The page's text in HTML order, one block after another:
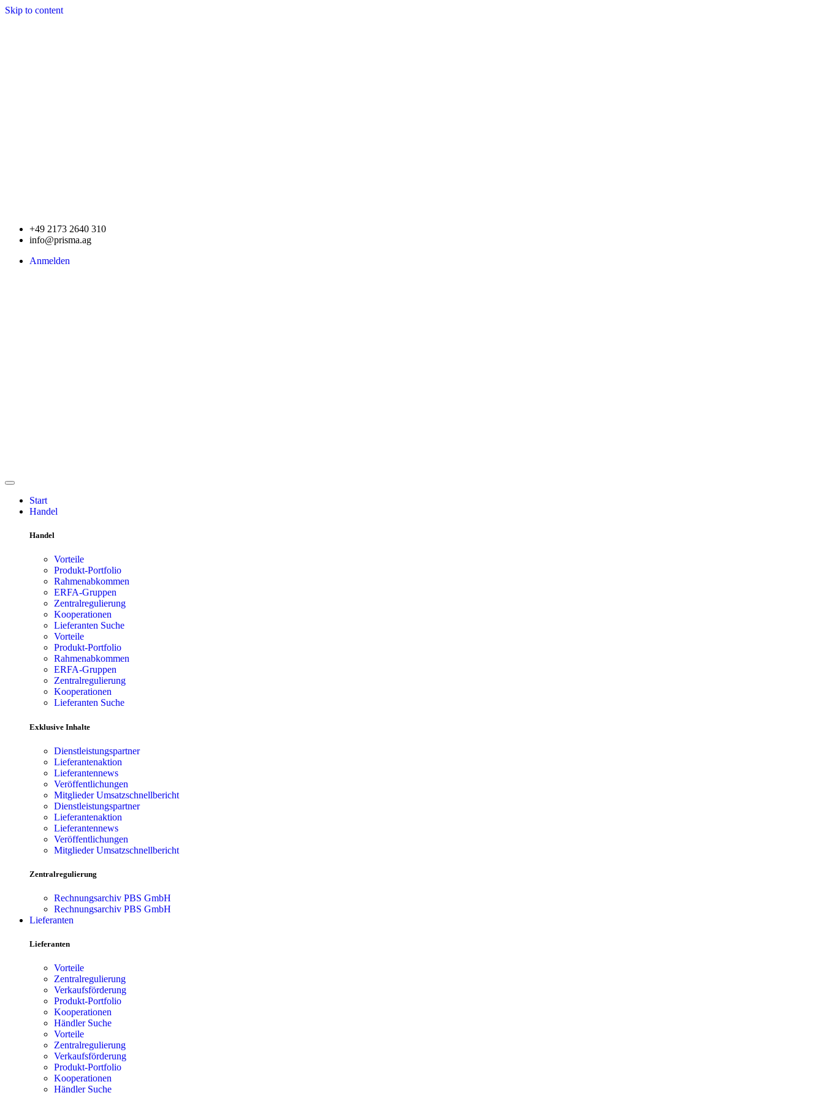
Skip to content
+49 2173 2640 310
info@prisma.ag
Anmelden
Start
Handel
Handel
Vorteile
Produkt-Portfolio
Rahmenabkommen
ERFA-Gruppen
Zentralregulierung
Kooperationen
Lieferanten Suche
Vorteile
Produkt-Portfolio
Rahmenabkommen
ERFA-Gruppen
Zentralregulierung
Kooperationen
Lieferanten Suche
Exklusive Inhalte
Dienstleistungspartner
Lieferantenaktion
Lieferantennews
Veröffentlichungen
Mitglieder Umsatzschnellbericht
Dienstleistungspartner
Lieferantenaktion
Lieferantennews
Veröffentlichungen
Mitglieder Umsatzschnellbericht
Zentralregulierung
Rechnungsarchiv PBS GmbH
Rechnungsarchiv PBS GmbH
Lieferanten
Lieferanten
Vorteile
Zentralregulierung
Verkaufsförderung
Produkt-Portfolio
Kooperationen
Händler Suche
Vorteile
Zentralregulierung
Verkaufsförderung
Produkt-Portfolio
Kooperationen
Händler Suche